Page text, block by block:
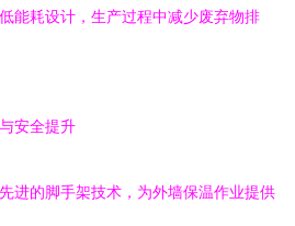
能耗设计，生产过程中减少废弃物排
安全提升
进的脚手架技术，为外墙保温作业提供